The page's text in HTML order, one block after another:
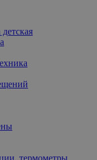
термометры